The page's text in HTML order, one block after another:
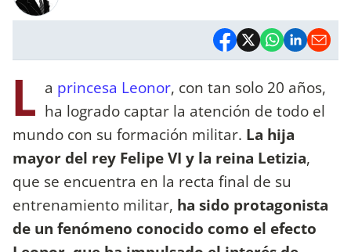
L a princesa Leonor, con tan solo 20 años,
ha logrado captar la atención de todo el
mundo con su formación militar. La hija
mayor del rey Felipe VI y la reina Letizia,
que se encuentra en la recta final de su
entrenamiento militar, ha sido protagonista
de un fenómeno conocido como el efecto